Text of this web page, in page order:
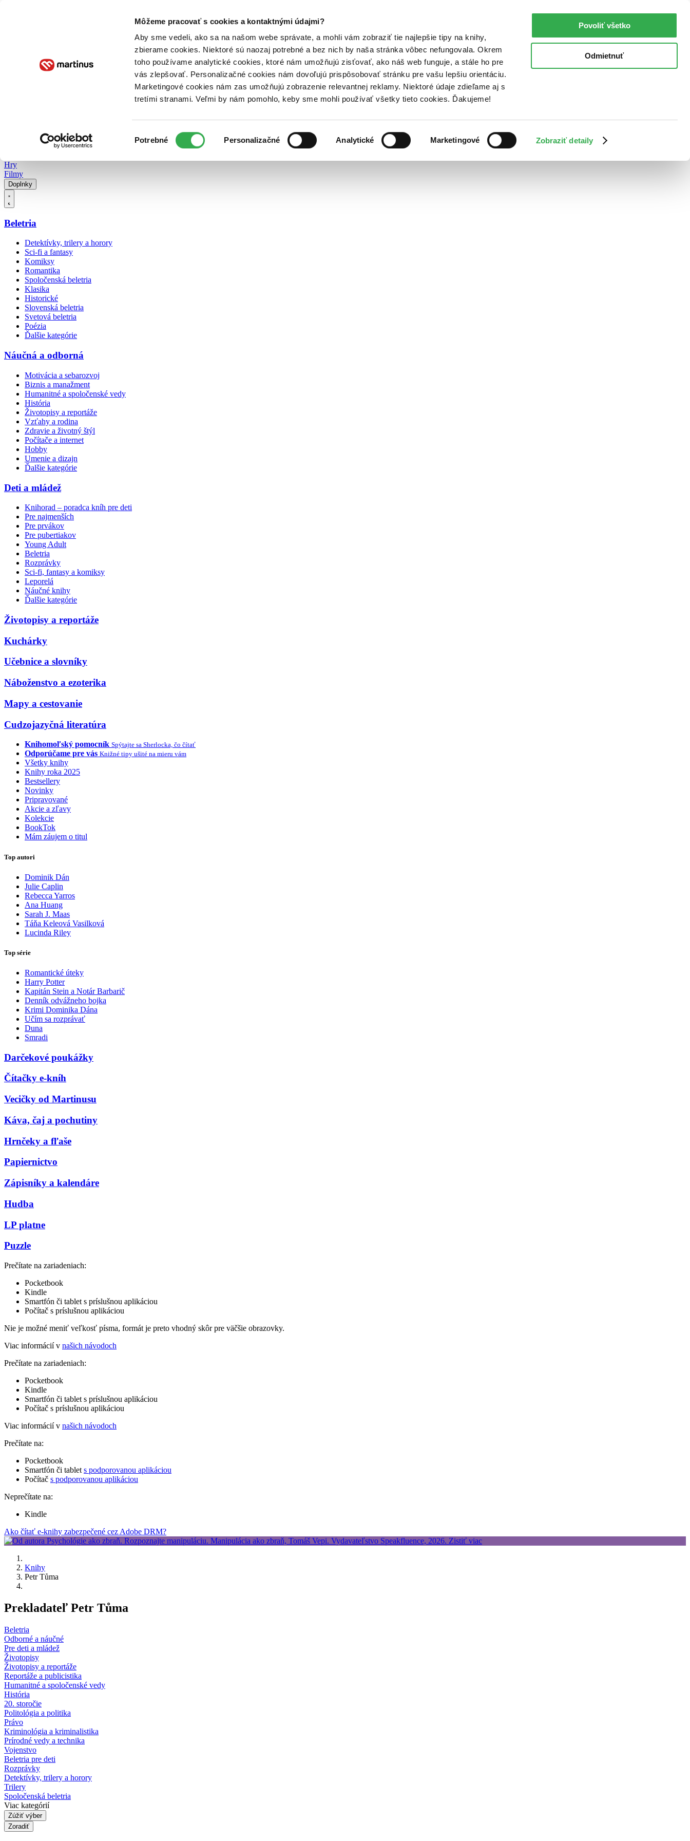
Môžeme pracovať s cookies a kontaktnými údajmi?
Aby sme vedeli, ako sa na našom webe správate, a mohli vám zobraziť tie najlepšie tipy na knihy,
zbierame cookies. Niektoré sú naozaj potrebné a bez nich by naša stránka vôbec nefungovala. Okrem
toho používame analytické cookies, ktoré nám umožňujú zisťovať, ako náš web funguje, a stále ho pre
vás zlepšovať. Personalizačné cookies nám dovoľujú prispôsobovať stránku pre vašu lepšiu orientáciu.
Marketingové cookies nám zas umožňujú zobrazenie relevantnej reklamy. Niektoré údaje zdieľame aj s
tretími stranami. Veľmi by nám pomohlo, keby sme mohli používať všetky tieto cookies. Ďakujeme!
súhlasu
Potrebné Personalizačné Analytické Marketingové Zobraziť detaily
Povoliť všetko
Odmietnuť
Poukážky Kontakt
Hry
Filmy
Doplnky
Beletria
Detektívky, trilery a horory
Sci-fi a fantasy
Komiksy
Romantika
Spoločenská beletria
Klasika
Historické
Slovenská beletria
Svetová beletria
Poézia
Ďalšie kategórie
Náučná a odborná
Motivácia a sebarozvoj
Biznis a manažment
Humanitné a spoločenské vedy
História
Životopisy a reportáže
Vzťahy a rodina
Zdravie a životný štýl
Počítače a internet
Hobby
Umenie a dizajn
Ďalšie kategórie
Deti a mládež
Knihorad – poradca kníh pre deti
Pre najmenších
Pre prvákov
Pre pubertiakov
Young Adult
Beletria
Rozprávky
Sci-fi, fantasy a komiksy
Leporelá
Náučné knihy
Ďalšie kategórie
Životopisy a reportáže
Kuchárky
Učebnice a slovníky
Náboženstvo a ezoterika
Mapy a cestovanie
Cudzojazyčná literatúra
Knihomoľský pomocník Spýtajte sa Sherlocka, čo čítať
Odporúčame pre vás Knižné tipy ušité na mieru vám
Všetky knihy
Knihy roka 2025
Bestsellery
Novinky
Pripravované
Akcie a zľavy
Kolekcie
BookTok
Mám záujem o titul
Top autori
Dominik Dán
Julie Caplin
Rebecca Yarros
Ana Huang
Sarah J. Maas
Táňa Keleová Vasilková
Lucinda Riley
Top série
Romantické úteky
Harry Potter
Kapitán Stein a Notár Barbarič
Denník odvážneho bojka
Krimi Dominika Dána
Učím sa rozprávať
Duna
Smradi
Darčekové poukážky
Čítačky e-kníh
Vecičky od Martinusu
Káva, čaj a pochutiny
Hrnčeky a fľaše
Papiernictvo
Zápisníky a kalendáre
Hudba
LP platne
Puzzle
Prečítate na zariadeniach:
Pocketbook
Kindle
Smartfón či tablet s príslušnou aplikáciou
Počítač s príslušnou aplikáciou
Nie je možné meniť veľkosť písma, formát je preto vhodný skôr pre väčšie obrazovky.
Viac informácií v našich návodoch
Prečítate na zariadeniach:
Pocketbook
Kindle
Smartfón či tablet s príslušnou aplikáciou
Počítač s príslušnou aplikáciou
Viac informácií v našich návodoch
Prečítate na:
Pocketbook
Smartfón či tablet s podporovanou aplikáciou
Počítač s podporovanou aplikáciou
Neprečítate na:
Kindle
Ako čítať e-knihy zabezpečené cez Adobe DRM?
Knihy
Petr Tůma
Prekladateľ Petr Tůma
Beletria
Odborné a náučné
Pre deti a mládež
Životopisy
Životopisy a reportáže
Reportáže a publicistika
Humanitné a spoločenské vedy
História
20. storočie
Politológia a politika
Právo
Kriminológia a kriminalistika
Prírodné vedy a technika
Vojenstvo
Beletria pre deti
Rozprávky
Detektívky, trilery a horory
Trilery
Spoločenská beletria
Viac kategórií
Zúžiť výber
Zoradiť